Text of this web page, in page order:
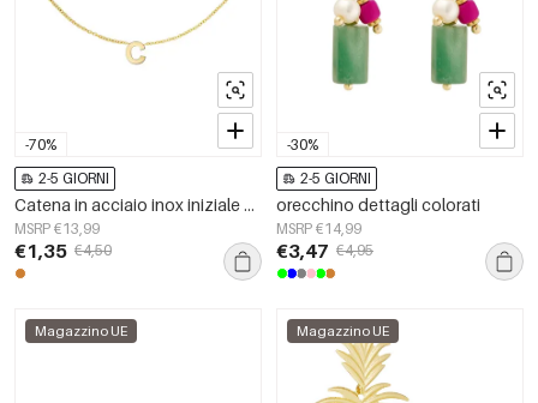
-70%
2-5 GIORNI
Catena in acciaio inox iniziale C Gold Stainless Steel
MSRP €13,99
€1,35 €4,50
-30%
2-5 GIORNI
orecchino dettagli colorati
MSRP €14,99
€3,47 €4,95
Magazzino UE Magazzino UE